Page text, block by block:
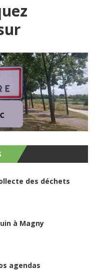
des déchets
à Magny
agendas